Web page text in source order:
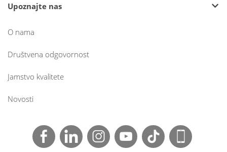
Upoznajte nas
O nama
Društvena odgovornost
Jamstvo kvalitete
Novosti